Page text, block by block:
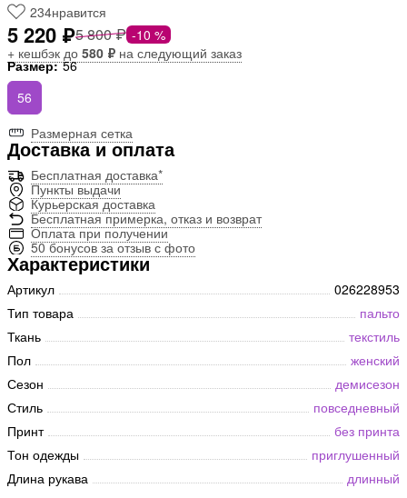
234нравится
5 800 ₽ -10 %
5 220 ₽
+ кешбэк до 580 ₽ на следующий заказ
Размер: 56
56
Размерная сетка
Доставка и оплата
Бесплатная доставка*
Пункты выдачи
Курьерская доставка
Бесплатная примерка, отказ и возврат
Оплата при получении
50 бонусов за отзыв с фото
Характеристики
Артикул
026228953
Тип товара
пальто
Ткань
текстиль
Пол
женский
Сезон
демисезон
Стиль
повседневный
Принт
без принта
Тон одежды
приглушенный
Длина рукава
длинный